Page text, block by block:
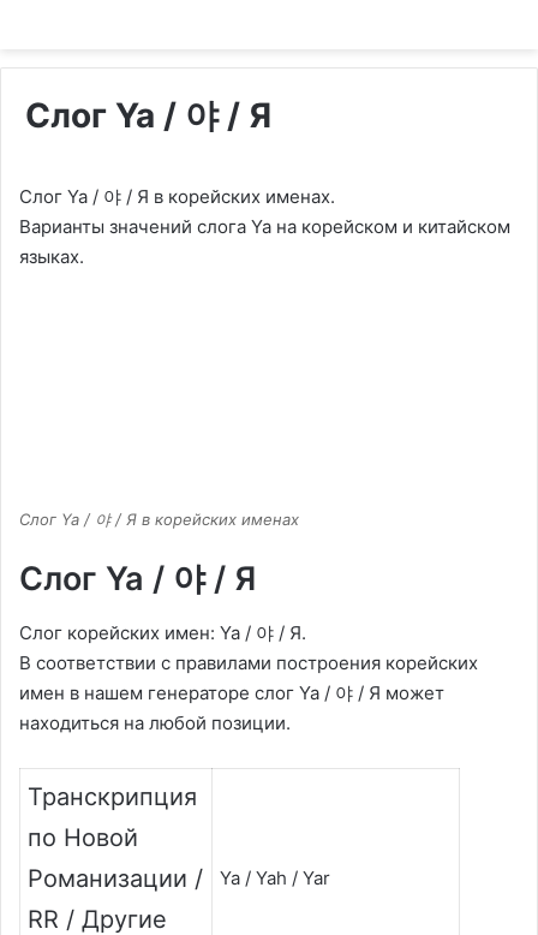
Слог Ya / 야 / Я
Слог Ya / 야 / Я в корейских именах.
Варианты значений слога Ya на корейском и китайском
языках.
Слог Ya / 야 / Я в корейских именах
Слог Ya / 야 / Я
Слог корейских имен: Ya / 야 / Я.
В соответствии с правилами построения корейских
имен в нашем генераторе слог Ya / 야 / Я может
находиться на любой позиции.
Транскрипция
по Новой
Романизации /
RR / Другие
Ya / Yah / Yar